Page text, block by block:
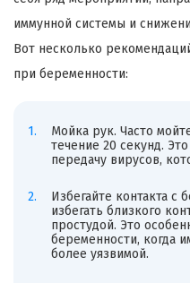
иммунной системы и
Вот несколько
при беременности:
Мойка рук. Часто
течение 20 секунд.
передачу вирусов,
Избегайте контакта с
избегать близкого
простудой. Это
беременности, когда
более уязвимой.